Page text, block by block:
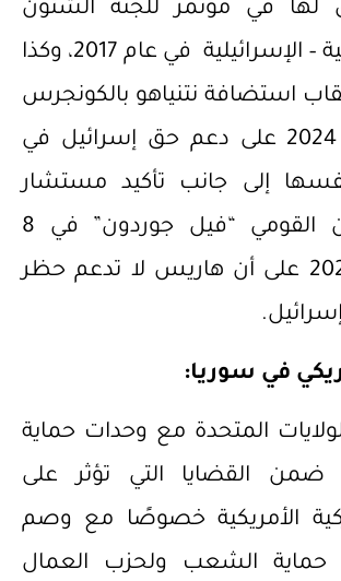
لها في مؤتمر للجنة الشئون
العامة الأميركية – الإسرائيلية في عام 2017، وكذا
استضافة نتنياهو بالكونجرس
في 24 يوليو 2024 على دعم حق إسرائيل في
إلى جانب تأكيد مستشار
هاريس للأمن القومي “فيل جوردون” في 8
أغسطس 2024 على أن هاريس لا تدعم حظر
في سوريا:
المتحدة مع وحدات حماية
القضايا التي تؤثر على
الأمريكية خصوصًا مع وصم
حماية الشعب ولحزب العمال